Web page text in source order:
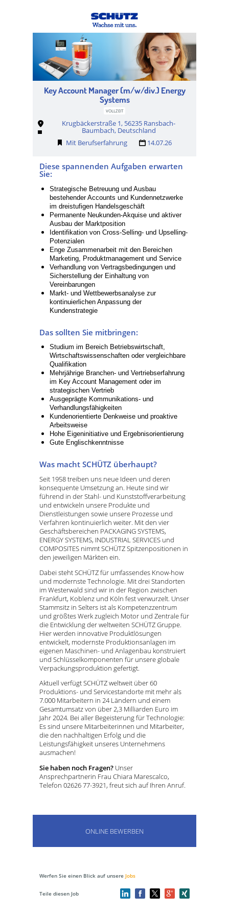
Key Account Manager (m/w/div.) Energy
Systems
VOLLZEIT
Krugbäckerstraße 1, 56235 Ransbach-
Baumbach, Deutschland
Mit Berufserfahrung
14.07.26
Diese spannenden Aufgaben erwarten
Sie:
Strategische Betreuung und Ausbau
bestehender Accounts und Kundennetzwerke
im dreistufigen Handelsgeschäft
Permanente Neukunden-Akquise und aktiver
Ausbau der Marktposition
Identifikation von Cross-Selling- und Upselling-
Potenzialen
Enge Zusammenarbeit mit den Bereichen
Marketing, Produktmanagement und Service
Verhandlung von Vertragsbedingungen und
Sicherstellung der Einhaltung von
Vereinbarungen
Markt- und Wettbewerbsanalyse zur
kontinuierlichen Anpassung der
Kundenstrategie
Das sollten Sie mitbringen:
Studium im Bereich Betriebswirtschaft,
Wirtschaftswissenschaften oder vergleichbare
Qualifikation
Mehrjährige Branchen- und Vertriebserfahrung
im Key Account Management oder im
strategischen Vertrieb
Ausgeprägte Kommunikations- und
Verhandlungsfähigkeiten
Kundenorientierte Denkweise und proaktive
Arbeitsweise
Hohe Eigeninitiative und Ergebnisorientierung
Gute Englischkenntnisse
Was macht SCHÜTZ überhaupt?
Seit 1958 treiben uns neue Ideen und deren
konsequente Umsetzung an. Heute sind wir
führend in der Stahl- und Kunststoffverarbeitung
und entwickeln unsere Produkte und
Dienstleistungen sowie unsere Prozesse und
Verfahren kontinuierlich weiter. Mit den vier
Geschäftsbereichen PACKAGING SYSTEMS,
ENERGY SYSTEMS, INDUSTRIAL SERVICES und
COMPOSITES nimmt SCHÜTZ Spitzenpositionen in
den jeweiligen Märkten ein.
Dabei steht SCHÜTZ für umfassendes Know-how
und modernste Technologie. Mit drei Standorten
im Westerwald sind wir in der Region zwischen
Frankfurt, Koblenz und Köln fest verwurzelt. Unser
Stammsitz in Selters ist als Kompetenzzentrum
und größtes Werk zugleich Motor und Zentrale für
die Entwicklung der weltweiten SCHÜTZ Gruppe.
Hier werden innovative Produktlösungen
entwickelt, modernste Produktionsanlagen im
eigenen Maschinen- und Anlagenbau konstruiert
und Schlüsselkomponenten für unsere globale
Verpackungsproduktion gefertigt.
Aktuell verfügt SCHÜTZ weltweit über 60
Produktions- und Servicestandorte mit mehr als
7.000 Mitarbeitern in 24 Ländern und einem
Gesamtumsatz von über 2,3 Milliarden Euro im
Jahr 2024. Bei aller Begeisterung für Technologie:
Es sind unsere Mitarbeiterinnen und Mitarbeiter,
die den nachhaltigen Erfolg und die
Leistungsfähigkeit unseres Unternehmens
ausmachen!
Sie haben noch Fragen? Unser
Ansprechpartnerin Frau Chiara Marescalco,
Telefon 02626 77-3921, freut sich auf Ihren Anruf.
ONLINE BEWERBEN
Werfen Sie einen Blick auf unsere Jobs
Teile diesen Job